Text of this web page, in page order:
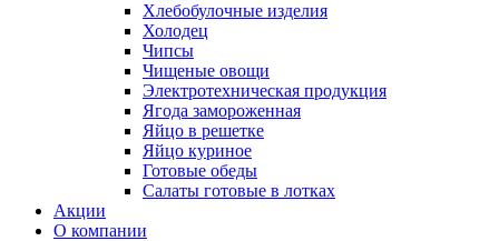
Хлебобулочные изделия
Холодец
Чипсы
Чищеные овощи
Электротехническая продукция
Ягода замороженная
Яйцо в решетке
Яйцо куриное
Готовые обеды
Салаты готовые в лотках
Акции
О компании